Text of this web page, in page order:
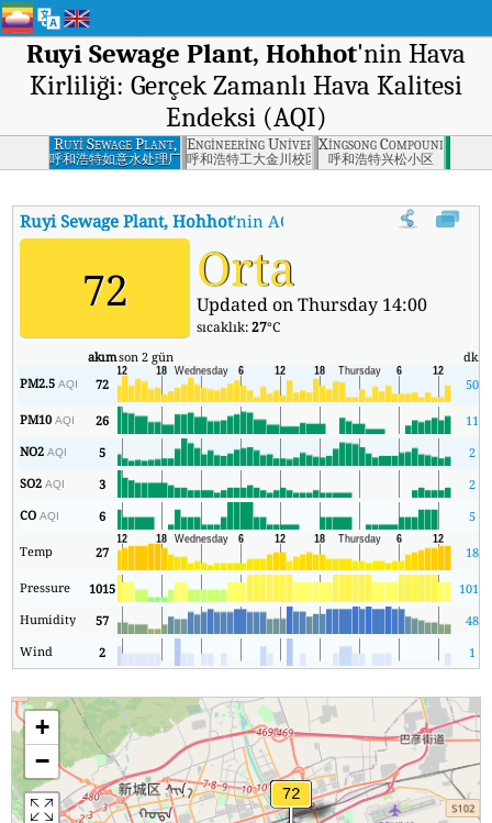
Ruyi Sewage Plant, Hohhot'nin Hava
Kirliliği: Gerçek Zamanlı Hava Kalitesi
Endeksi (AQI)
Ruyi Sewage Plant,
Hohhot
呼和浩特如意水处理厂
Engineering University, Jinchuan Campus,
呼和浩特工大金川校区
Xingsong Compound,
呼和浩特兴松小区
Ruyi Sewage Plant, Hohhot'nin AQI'si Ruyi Sewage Plant,
72 Orta
Updated on Thursday 14:00
sıcaklık:27°C
akımson 2 gün dk.
PM2.5AQI 72 50
PM10AQI 26
11
NO2AQI 5
2
SO2AQI 3
2
COAQI 6 5
Temp 27 18
Pressure 1015 1013
Humidity
57
48
Wind
2 1
+
−